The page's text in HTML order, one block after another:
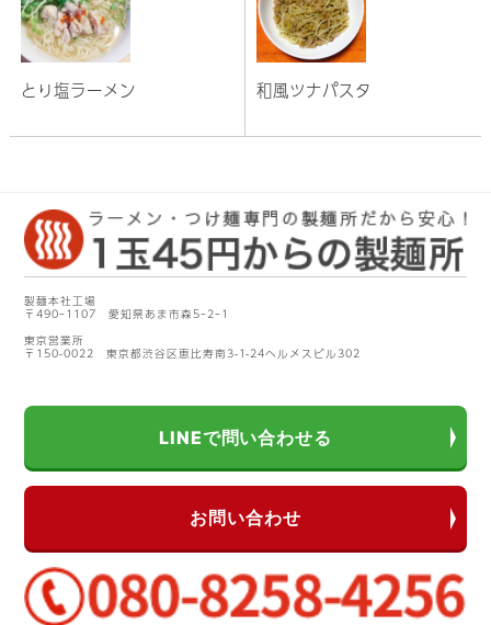
とり塩ラーメン 和風ツナパスタ
製麺本社工場
〒490ｰ1107 愛知県あま市森5ｰ2ｰ1
東京営業所
〒150-0022 東京都渋谷区恵比寿南3-1-24ヘルメスビル302
LINEで問い合わせる
お問い合わせ